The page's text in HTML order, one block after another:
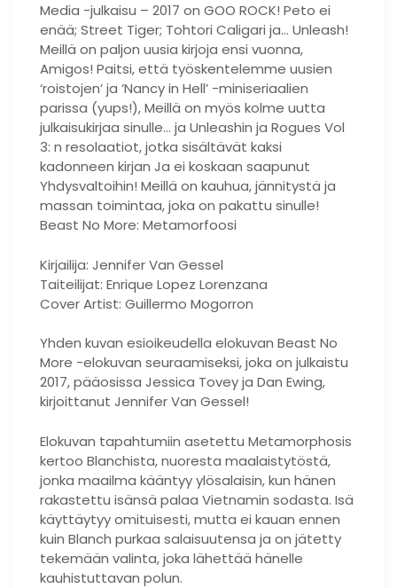
Media -julkaisu – 2017 on GOO ROCK! Peto ei
enää; Street Tiger; Tohtori Caligari ja… Unleash!
Meillä on paljon uusia kirjoja ensi vuonna,
Amigos! Paitsi, että työskentelemme uusien
‘roistojen’ ja ‘Nancy in Hell’ -miniseriaalien
parissa (yups!), Meillä on myös kolme uutta
julkaisukirjaa sinulle… ja Unleashin ja Rogues Vol
3: n resolaatiot, jotka sisältävät kaksi
kadonneen kirjan Ja ei koskaan saapunut
Yhdysvaltoihin! Meillä on kauhua, jännitystä ja
massan toimintaa, joka on pakattu sinulle!
Beast No More: Metamorfoosi
Kirjailija: Jennifer Van Gessel
Taiteilijat: Enrique Lopez Lorenzana
Cover Artist: Guillermo Mogorron
Yhden kuvan esioikeudella elokuvan Beast No
More -elokuvan seuraamiseksi, joka on julkaistu
2017, pääosissa Jessica Tovey ja Dan Ewing,
kirjoittanut Jennifer Van Gessel!
Elokuvan tapahtumiin asetettu Metamorphosis
kertoo Blanchista, nuoresta maalaistytöstä,
jonka maailma kääntyy ylösalaisin, kun hänen
rakastettu isänsä palaa Vietnamin sodasta. Isä
käyttäytyy omituisesti, mutta ei kauan ennen
kuin Blanch purkaa salaisuutensa ja on jätetty
tekemään valinta, joka lähettää hänelle
kauhistuttavan polun.